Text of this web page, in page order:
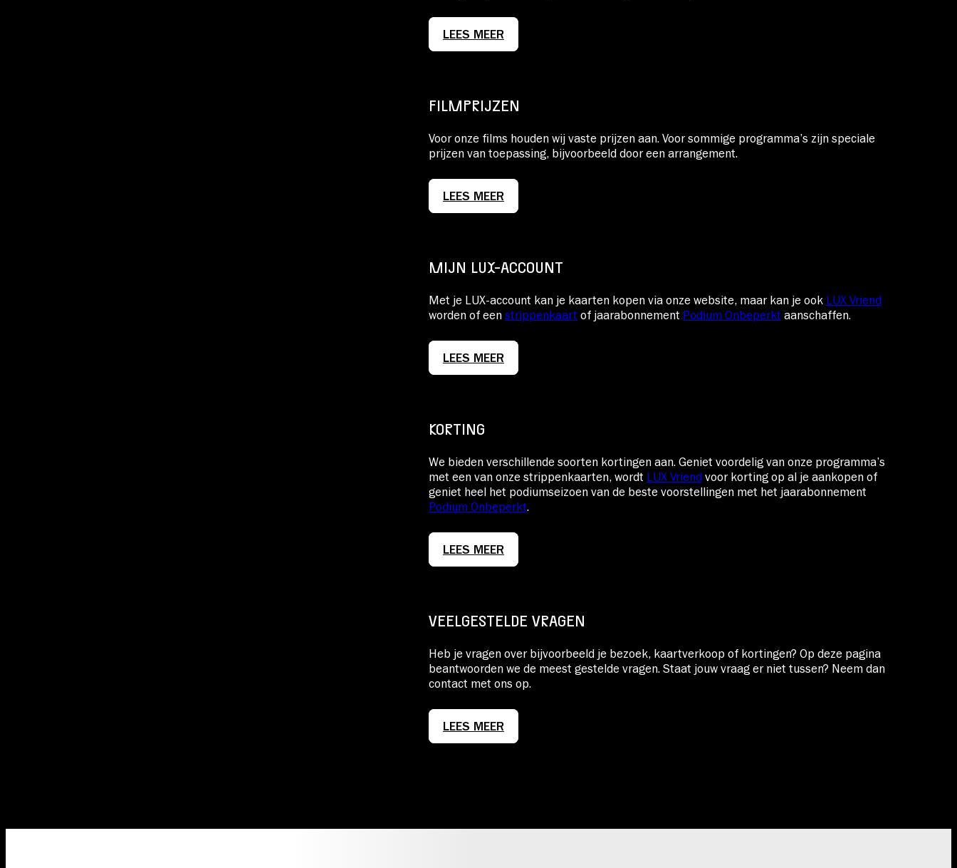
LEES MEER
FILMPRIJZEN
Voor onze films houden wij vaste prijzen aan. Voor sommige programma’s zijn speciale
prijzen van toepassing, bijvoorbeeld door een arrangement.
LEES MEER
MIJN LUX-ACCOUNT
Met je LUX-account kan je kaarten kopen via onze website, maar kan je ook LUX Vriend
worden of een strippenkaart of jaarabonnement Podium Onbeperkt aanschaffen.
LEES MEER
KORTING
We bieden verschillende soorten kortingen aan.Geniet voordelig van onze programma’s
met een van onze strippenkaarten, wordt LUX Vriendvoor korting op al je aankopen of
geniet heel het podiumseizoen van de beste voorstellingen met het jaarabonnement
Podium Onbeperkt.
LEES MEER
VEELGESTELDE VRAGEN
Heb je vragen over bijvoorbeeld je bezoek, kaartverkoop of kortingen? Op deze pagina
beantwoorden we de meest gestelde vragen. Staat jouw vraag er niet tussen? Neem dan
contact met ons op.
LEES MEER